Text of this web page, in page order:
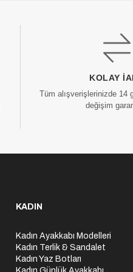
KOLAY
Tüm alışverişlerinizde 14
değişim
KADIN
Kadın Ayakkabı Modelleri
Kadın Terlik & Sandalet
Kadın Yaz Botları